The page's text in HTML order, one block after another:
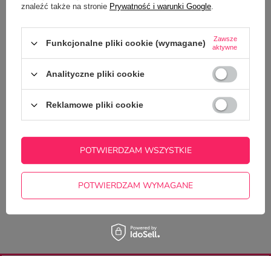
SZCZEGÓŁOWE DANE
Zadaj pytanie a my odpowiemy
niezwłocznie, najciekawsze pytania i
odpowiedzi publikując dla innych.
ZADAJ PYTANIE
znaleźć także na stronie Prywatność i warunki Google.
Funkcjonalne pliki cookie (wymagane)
Zawsze
aktywne
Analityczne pliki cookie
Reklamowe pliki cookie
POTWIERDZAM WYMAGANE
POTWIERDZAM WSZYSTKIE